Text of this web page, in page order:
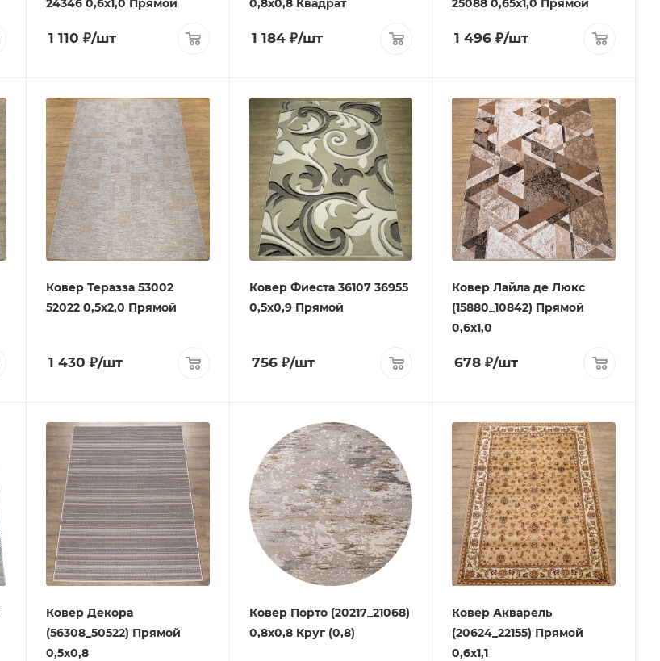
1 110 ₽/шт 1 184₽/шт 1 496 ₽/шт
Ковер Теразза 53002
52022 0,5х2,0 Прямой
1 430 ₽/шт
Ковер Фиеста 36107 36955
0,5х0,9 Прямой
756₽/шт
Ковер Лайла де Люкс
(15880_10842) Прямой
0,6х1,0
678 ₽/шт
Ковер Декора
(56308_50522) Прямой
0,5х0,8
Ковер Порто (20217_21068)
0,8х0,8 Круг (0,8)
Ковер Акварель
(20624_22155) Прямой
0,6х1,1